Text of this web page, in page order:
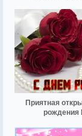
Приятная
рождения